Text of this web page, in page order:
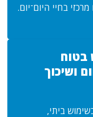
בחיי היום־יום.
בטוח
ושיכוך
ביתי,